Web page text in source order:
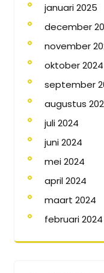
januari 2025
december
november
oktober 2024
september
augustus
juli 2024
juni 2024
mei 2024
april 2024
maart 2024
februari 2024